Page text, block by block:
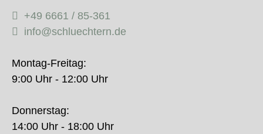
+49 6661 / 85-361
info@schluechtern.de
Montag-Freitag:
9:00 Uhr - 12:00 Uhr
Donnerstag:
14:00 Uhr - 18:00 Uhr